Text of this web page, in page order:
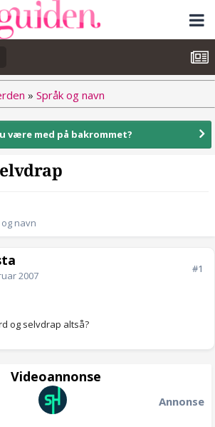
» Språk og navn
være med på bakrommet?
navn
2007
#1
og selvdrap altså?
Videoannonse
Annonse